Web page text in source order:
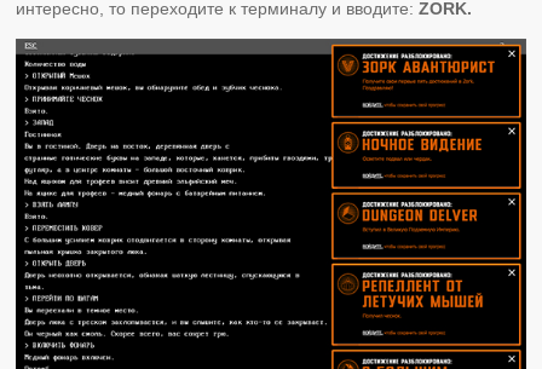
интересно, то переходите к терминалу и вводите:ZORK.